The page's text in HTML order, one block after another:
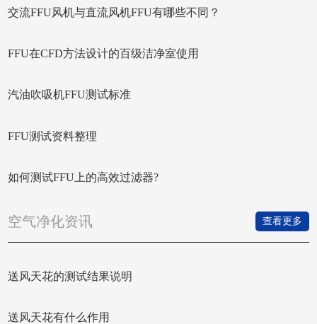
交流FFU风机与直流风机FFU有哪些不同？
FFU在CFD方法设计的百级洁净室使用
汽油吹吸机FFU测试标准
FFU测试资料整理
如何测试FFU上的高效过滤器?
空气净化资讯 查看更多
送风天花的测试结果说明
送风天花有什么作用